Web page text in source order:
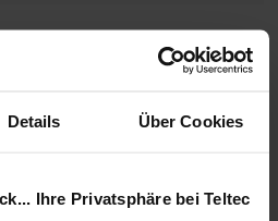
Details Über Cookies
Ihre Privatsphäre bei Teltec